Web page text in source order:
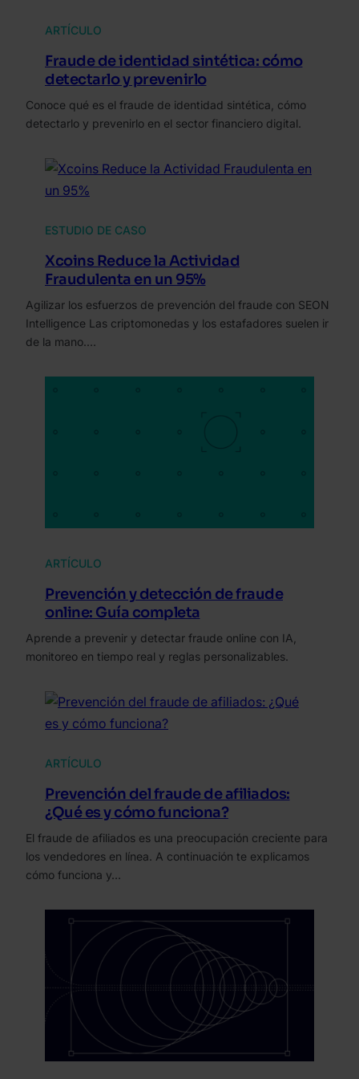
ARTÍCULO
Fraude de identidad sintética: cómo
detectarlo y prevenirlo
Conoce qué es el fraude de identidad sintética, cómo
detectarlo y prevenirlo en el sector financiero digital.
ESTUDIO DE CASO
Xcoins Reduce la Actividad
Fraudulenta en un 95%
Agilizar los esfuerzos de prevención del fraude con SEON
Intelligence Las criptomonedas y los estafadores suelen ir
de la mano.…
ARTÍCULO
Prevención y detección de fraude
online: Guía completa
Aprende a prevenir y detectar fraude online con IA,
monitoreo en tiempo real y reglas personalizables.
ARTÍCULO
Prevención del fraude de afiliados:
¿Qué es y cómo funciona?
El fraude de afiliados es una preocupación creciente para
los vendedores en línea. A continuación te explicamos
cómo funciona y…